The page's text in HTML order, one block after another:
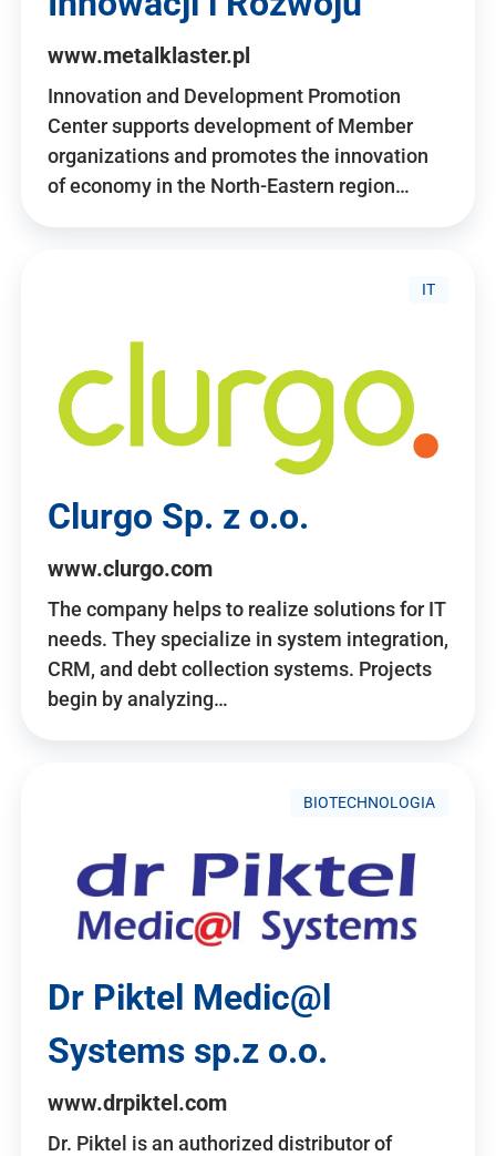
www.metalklaster.pl
Innovation and Development Promotion
Center supports development of Member
organizations and promotes the innovation
of economy in the North-Eastern region…
IT
Clurgo Sp. z o.o.
www.clurgo.com
The company helps to realize solutions for IT
needs. They specialize in system integration,
CRM, and debt collection systems. Projects
begin by analyzing…
BIOTECHNOLOGIA
Dr Piktel Medic@l
Systems sp.z o.o.
www.drpiktel.com
Dr. Piktel is an authorized distributor of